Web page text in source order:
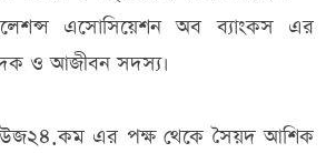
এসোসিয়েশন অব ব্যাংকস এর
ও আজীবন সদস্য।
এর পক্ষ থেকে সৈয়দ আশিক